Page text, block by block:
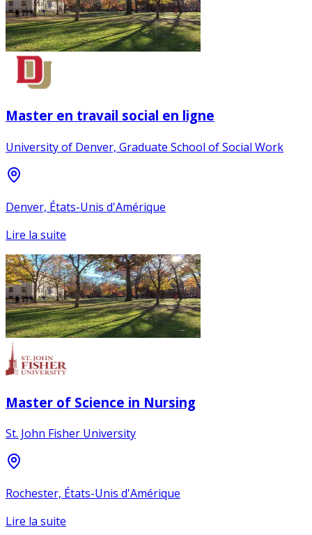
Master en travail social en ligne
University of Denver, Graduate School of Social Work
Denver, États-Unis d'Amérique
Lire la suite
Master of Science in Nursing
St. John Fisher University
Rochester, États-Unis d'Amérique
Lire la suite